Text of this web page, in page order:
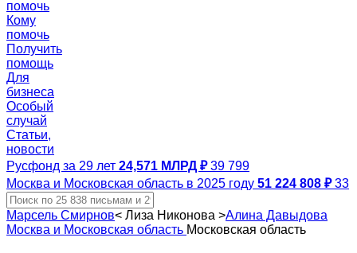
помочь
Кому
помочь
Получить
помощь
Для
бизнеса
Особый
случай
Статьи,
новости
Русфонд за 29 лет 24,571 МЛРД ₽ 39 799
Москва и Московская область в 2025 году 51 224 808 ₽ 33
Марсель Смирнов< Лиза Никонова >Алина Давыдова
Москва и Московская область Московская область